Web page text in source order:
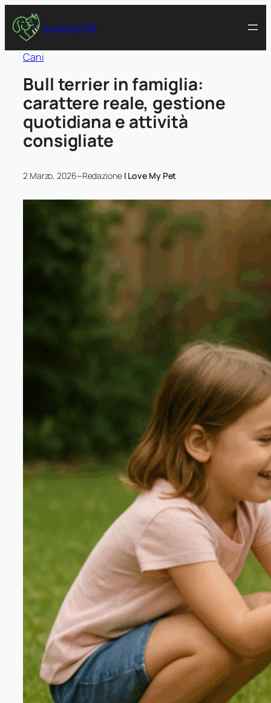
I Love My Pet
Cani
Bull terrier in famiglia:
carattere reale, gestione
quotidiana e attività
consigliate
2 Marzo, 2026–Redazione I Love My Pet